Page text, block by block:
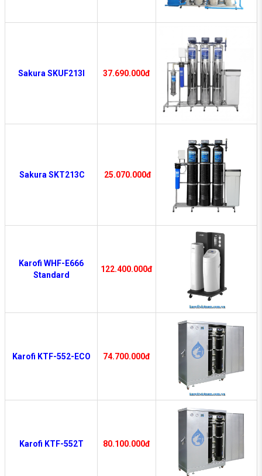
Sakura SKUF213I 37.690.000đ
Sakura SKT213C 25.070.000đ
Karofi WHF-E666
Standard
122.400.000đ
Karofi KTF-552-ECO 74.700.000đ
Karofi KTF-552T 80.100.000đ